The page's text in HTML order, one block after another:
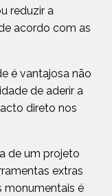
reduzir a
acordo com as
é vantajosa não
de aderir a
direto nos
de um projeto
extras
monumentais é